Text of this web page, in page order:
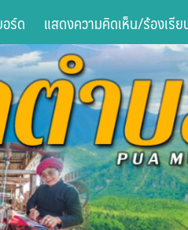
ร์ด แสดงความคิดเห็น/ร้องเรี